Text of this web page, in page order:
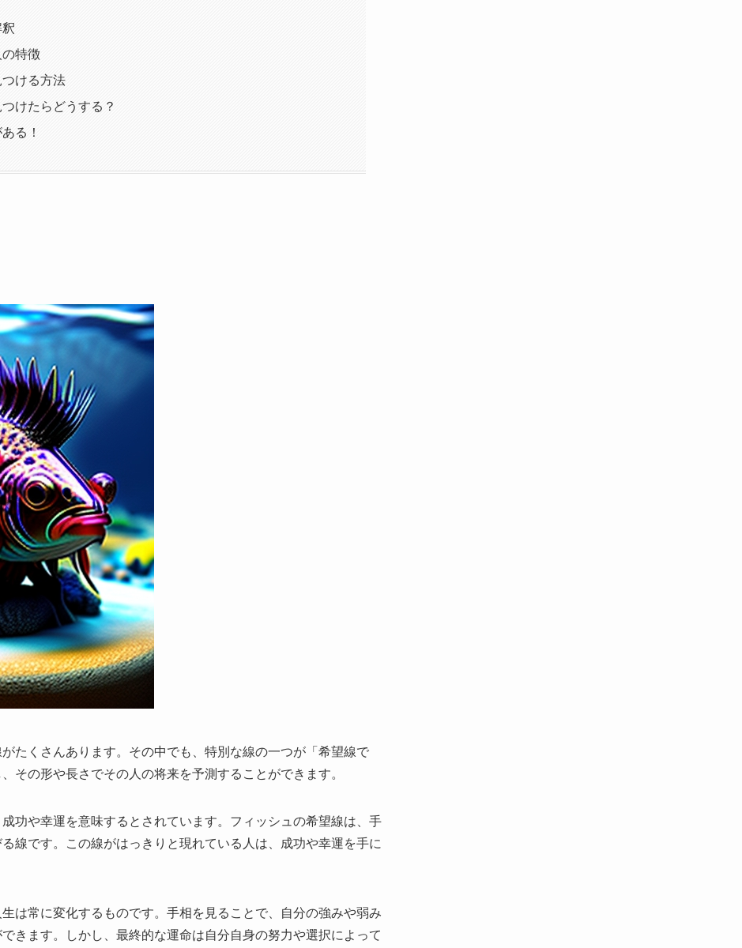
特徴
ける方法
けたらどうする？
る！
たくさんあります。その中でも、特別な線の一つが「希望線で
その形や長さでその人の将来を予測することができます。
功や幸運を意味するとされています。フィッシュの希望線は、手
線です。この線がはっきりと現れている人は、成功や幸運を手に
は常に変化するものです。手相を見ることで、自分の強みや弱み
きます。しかし、最終的な運命は自分自身の努力や選択によって